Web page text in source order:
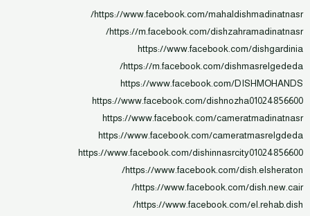
https://www.facebook.com/mahaldishmadinatnasr/
https://m.facebook.com/dishzahramadinatnasr/
https://www.facebook.com/dishgardinia
https://m.facebook.com/dishmasrelgededa/
https://www.facebook.com/DISHMOHANDS
https://www.facebook.com/dishnozha01024856600
https://www.facebook.com/cameratmadinatnasr
https://www.facebook.com/cameratmasrelgdeda
https://www.facebook.com/dishinnasrcity01024856600
https://www.facebook.com/dish.elsheraton/
https://www.facebook.com/dish.new.cair/
https://www.facebook.com/el.rehab.dish/